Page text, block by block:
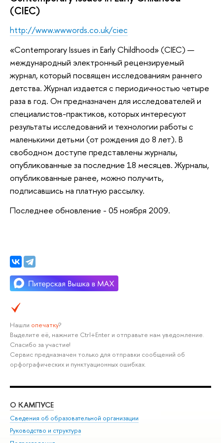
(CIEC)
http://www.wwwords.co.uk/ciec
«Contemporary Issues in Early Childhood» (CIEC) —
международный электронный рецензируемый
журнал, который посвящен исследованиям раннего
детства. Журнал издается с периодичностью четыре
раза в год. Он предназначен для исследователей и
специалистов-практиков, которых интересуют
результаты исследований и технологии работы с
маленькими детьми (от рождения до 8 лет). В
свободном доступе представлены журналы,
опубликованные за последние 18 месяцев. Журналы,
опубликованные ранее, можно получить,
подписавшись на платную рассылку.
Последнее обновление - 05 ноября 2009.
Нашли опечатку?
Выделите её, нажмите Ctrl+Enter и отправьте нам уведомление.
Спасибо за участие!
Сервис предназначен только для отправки сообщений об
орфографических и пунктуационных ошибках.
О КАМПУСЕ
Сведения об образовательной организации
Руководство и структура